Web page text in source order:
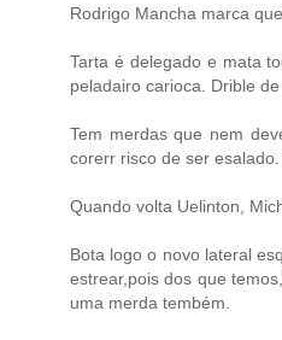
Rodrigo Mancha marca
Tarta é delegado e mata
peladairo carioca. Drible
Tem merdas que nem
corerr risco de ser
Quando volta Uelinton,
Bota logo o novo lateral
estrear,pois dos que
uma merda tembém.